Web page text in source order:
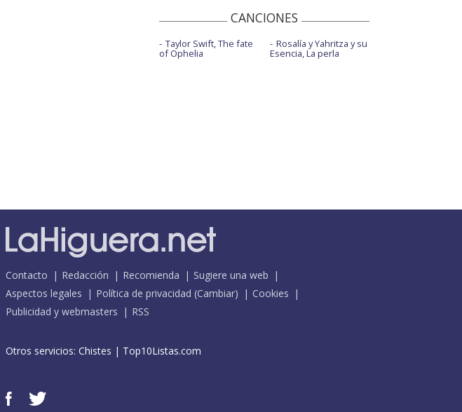
CANCIONES
Taylor Swift, The fate
of Ophelia
Rosalía y Yahritza y su
Esencia, La perla
Contacto Redacción Recomienda
Sugiere una web
Aspectos legales
Política de privacidad (Cambiar)
Cookies
Publicidad y webmasters
RSS
Otros servicios: Chistes | Top10Listas.com